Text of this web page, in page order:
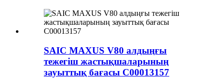
SAIC MAXUS V80 алдыңғы
тежегіш жастықшаларының
зауыттық бағасы C00013157